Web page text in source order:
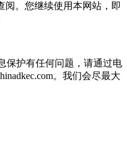
阅。您继续使用本网站，即
保护有任何问题，请通过电
。我们会尽最大